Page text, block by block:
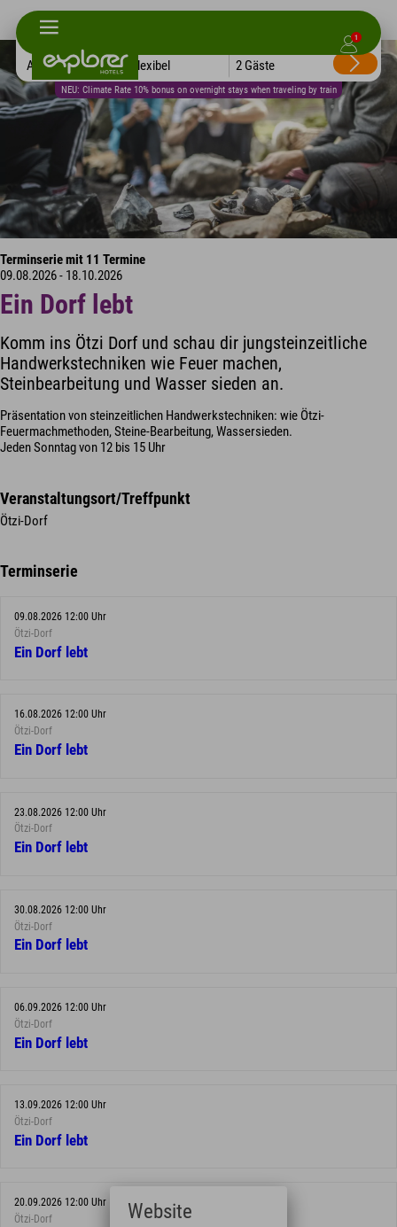
1
NEU: Climate Rate 10% bonus on overnight stays when traveling by train
Alle Hotels Flexibel 2 Gäste
Terminserie mit 11 Termine
09.08.2026 - 18.10.2026
Ein Dorf lebt
Komm ins Ötzi Dorf und schau dir jungsteinzeitliche
Handwerkstechniken wie Feuer machen,
Steinbearbeitung und Wasser sieden an.
Präsentation von steinzeitlichen Handwerkstechniken: wie Ötzi-
Feuermachmethoden, Steine-Bearbeitung, Wassersieden.
Jeden Sonntag von 12 bis 15 Uhr
Veranstaltungsort/Treffpunkt
Ötzi-Dorf
Terminserie
09.08.2026 12:00 Uhr
Ötzi-Dorf
Ein Dorf lebt
16.08.2026 12:00 Uhr
Ötzi-Dorf
Ein Dorf lebt
23.08.2026 12:00 Uhr
Ötzi-Dorf
Ein Dorf lebt
30.08.2026 12:00 Uhr
Ötzi-Dorf
Ein Dorf lebt
06.09.2026 12:00 Uhr
Ötzi-Dorf
Ein Dorf lebt
13.09.2026 12:00 Uhr
Ötzi-Dorf
Ein Dorf lebt
20.09.2026 12:00 Uhr
Ötzi-Dorf
Website